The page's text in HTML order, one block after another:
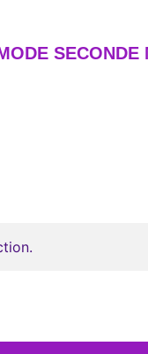
SECONDE